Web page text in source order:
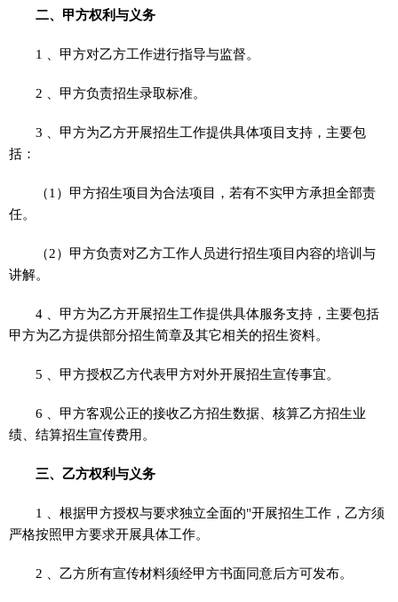
二、甲方权利与义务
1 、甲方对乙方工作进行指导与监督。
2 、甲方负责招生录取标准。
3 、甲方为乙方开展招生工作提供具体项目支持，主要包
括：
（1）甲方招生项目为合法项目，若有不实甲方承担全部责
任。
（2）甲方负责对乙方工作人员进行招生项目内容的培训与
讲解。
4 、甲方为乙方开展招生工作提供具体服务支持，主要包括
甲方为乙方提供部分招生简章及其它相关的招生资料。
5 、甲方授权乙方代表甲方对外开展招生宣传事宜。
6 、甲方客观公正的接收乙方招生数据、核算乙方招生业
绩、结算招生宣传费用。
三、乙方权利与义务
1 、根据甲方授权与要求独立全面的"开展招生工作，乙方须
严格按照甲方要求开展具体工作。
2 、乙方所有宣传材料须经甲方书面同意后方可发布。